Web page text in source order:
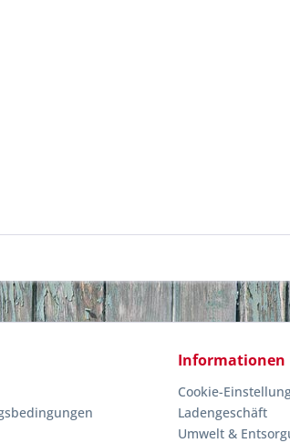
Informationen
Cookie-
Ladengeschäft
Umwelt &